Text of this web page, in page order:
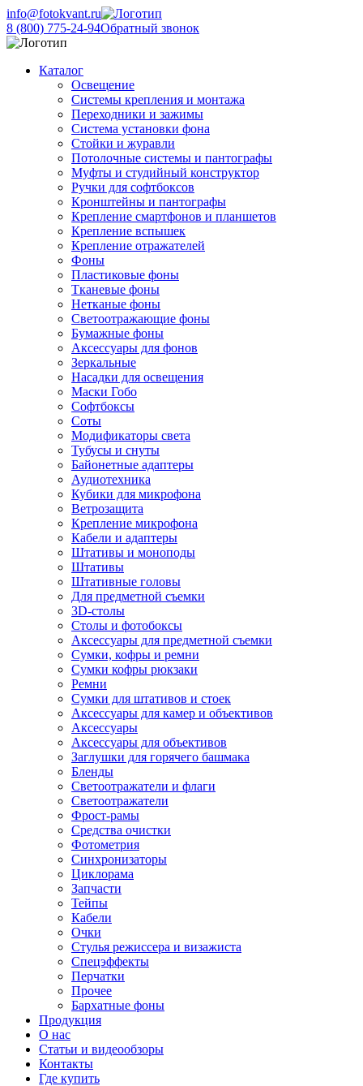
info@fotokvant.ru
8 (800) 775-24-94Обратный звонок
Каталог
Освещение
Системы крепления и монтажа
Переходники и зажимы
Система установки фона
Стойки и журавли
Потолочные системы и пантографы
Муфты и студийный конструктор
Ручки для софтбоксов
Кронштейны и пантографы
Крепление смартфонов и планшетов
Крепление вспышек
Крепление отражателей
Фоны
Пластиковые фоны
Тканевые фоны
Нетканые фоны
Светоотражающие фоны
Бумажные фоны
Аксессуары для фонов
Зеркальные
Насадки для освещения
Маски Гобо
Софтбоксы
Соты
Модификаторы света
Тубусы и снуты
Байонетные адаптеры
Аудиотехника
Кубики для микрофона
Ветрозащита
Крепление микрофона
Кабели и адаптеры
Штативы и моноподы
Штативы
Штативные головы
Для предметной съемки
3D-столы
Столы и фотобоксы
Аксессуары для предметной съемки
Сумки, кофры и ремни
Сумки кофры рюкзаки
Ремни
Сумки для штативов и стоек
Аксессуары для камер и объективов
Аксессуары
Аксессуары для объективов
Заглушки для горячего башмака
Бленды
Светоотражатели и флаги
Светоотражатели
Фрост-рамы
Средства очистки
Фотометрия
Синхронизаторы
Циклорама
Запчасти
Тейпы
Кабели
Очки
Стулья режиссера и визажиста
Спецэффекты
Перчатки
Прочее
Бархатные фоны
Продукция
О нас
Статьи и видеообзоры
Контакты
Где купить